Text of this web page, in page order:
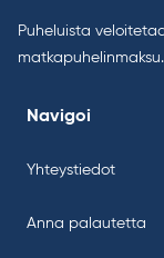
Puheluista
matkapuhelinmaksu.
Navigoi
Yhteystiedot
Anna palautetta